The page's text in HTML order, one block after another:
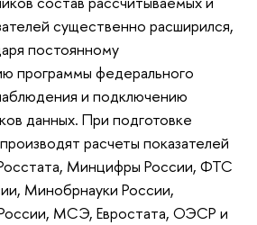
существенно расширился,
постоянному
программы федерального
и подключению
данных. При подготовке
расчеты показателей
Минцифры России, ФТС
Минобрнауки России,
МСЭ, Евростата, ОЭСР и